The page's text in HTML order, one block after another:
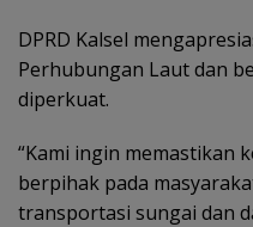
DPRD Kalsel
Perhubungan Laut dan
diperkuat.
“Kami ingin memastikan
berpihak pada
transportasi sungai dan